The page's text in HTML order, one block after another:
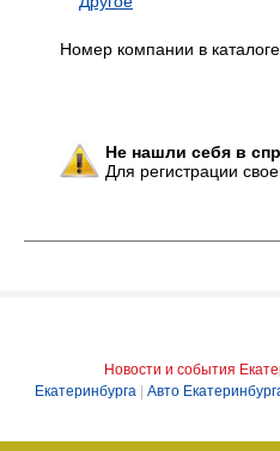
Номер компании в
Не нашли себя в
Для регистрации
Новости и события
Екатеринбурга
Авто